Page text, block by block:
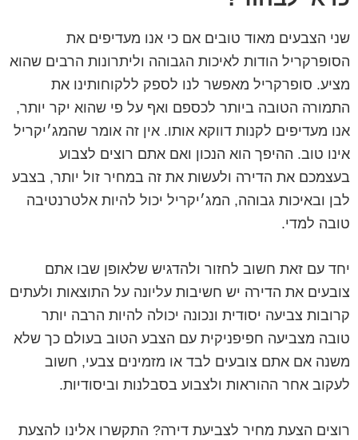
שני הצבעים מאוד טובים אם כי אנו מעדיפים את
הסופרקריל הודות לאיכות הגבוהה וליתרונות הרבים שהוא
מציע. סופרקריל מאפשר לנו לספק ללקוחותינו את
התמורה הטובה ביותר לכספם ואף על פי שהוא יקר יותר,
אנו מעדיפים לקנות דווקא אותו. אין זה אומר שהמג׳יקריל
אינו טוב. ההיפך הוא הנכון ואם אתם רוצים לצבוע
בעצמכם את הדירה ולעשות את זה במחיר זול יותר, בצבע
לבן ובאיכות גבוהה, המג׳יקריל יכול להיות אלטרנטיבה
טובה למדי.
יחד עם זאת חשוב לחזור ולהדגיש שלאופן שבו אתם
צובעים את הדירה יש חשיבות עליונה על התוצאות ולעתים
קרובות צביעה יסודית ונכונה יכולה להיות הרבה יותר
טובה מצביעה חפיפניקית עם הצבע הטוב בעולם כך שלא
משנה אם אתם צובעים לבד או מזמינים צבעי, חשוב
לעקוב אחר ההוראות ולצבוע בסבלנות וביסודיות.
רוצים הצעת מחיר לצביעת דירה? התקשרו אלינו להצעת